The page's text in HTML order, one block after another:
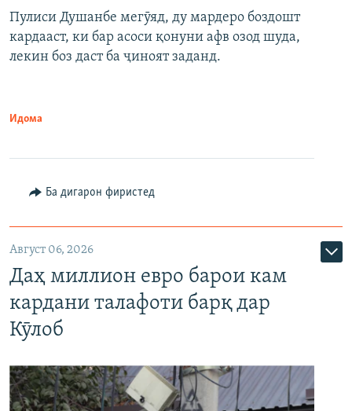
Пулиси Душанбе мегӯяд, ду мардеро боздошт
кардааст, ки бар асоси қонуни афв озод шуда,
лекин боз даст ба ҷиноят заданд.
Идома
Ба дигарон фиристед
Август 06, 2026
Даҳ миллион евро барои кам
кардани талафоти барқ дар
Кӯлоб